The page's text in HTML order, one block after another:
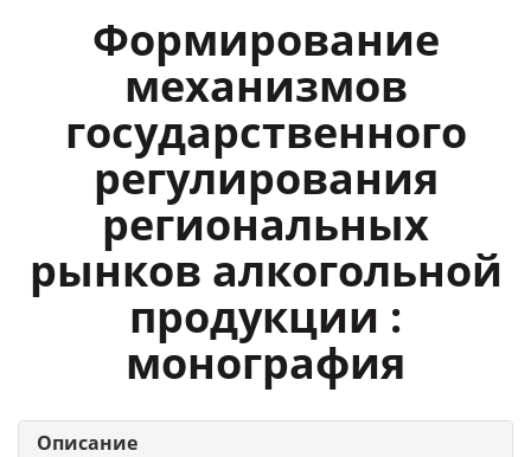
Формирование
механизмов
государственного
регулирования
региональных
рынков алкогольной
продукции :
монография
Описание